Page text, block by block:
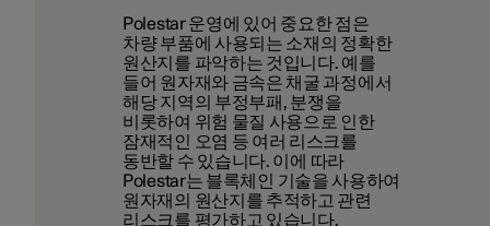
Polestar운영에 있어 중요한 점은
차량 부품에 사용되는 소재의 정확한
원산지를 파악하는 것입니다. 예를
들어 원자재와 금속은 채굴 과정에서
해당 지역의 부정부패 , 분쟁을
비롯하여 위험 물질 사용으로 인한
잠재적인 오염 등 여러 리스크를
동반할 수 있습니다. 이에 따라
Polestar는 블록체인
기술을 사용하여
원자재의 원산지를 추적하고 관련
리스크를 평가하고 있습니다.